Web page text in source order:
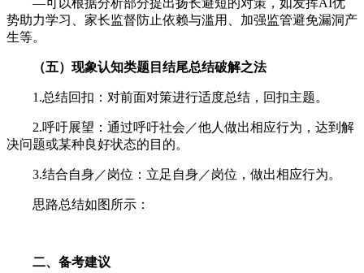
—可以根据分析部分提出扬长避短的对策，如发挥AI优
势助力学习、家长监督防止依赖与滥用、加强监管避免漏洞产
生等。
（五） 现象认知类题目 结尾总结破解之法
1.总结回扣：对前面对策进行适度总结，回扣主题。
2.呼吁展望：通过呼吁社会／他人做出相应行为，达到解
决问题或某种良好状态的目的。
3.结合自身／岗位：立足自身／岗位，做出相应行为。
思路总结如图所示：
二、备考建议